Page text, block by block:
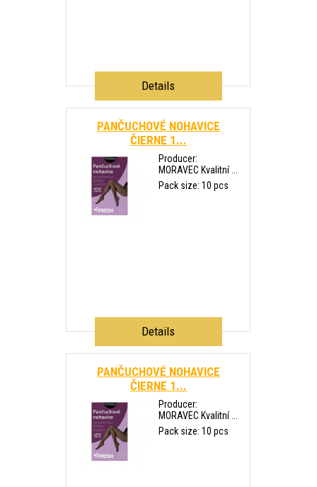
Details
PANČUCHOVÉ NOHAVICE
ČIERNE 1...
Producer:
MORAVEC Kvalitní ...
Pack size: 10 pcs
Details
PANČUCHOVÉ NOHAVICE
ČIERNE 1...
Producer:
MORAVEC Kvalitní ...
Pack size: 10 pcs